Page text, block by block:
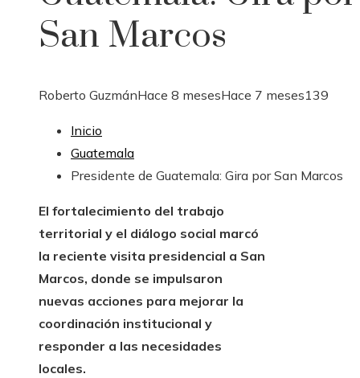
San Marcos
Roberto GuzmánHace 8 mesesHace 7 meses139
Inicio
Guatemala
Presidente de Guatemala: Gira por San Marcos
El fortalecimiento del trabajo
territorial y el diálogo social marcó
la reciente visita presidencial a San
Marcos, donde se impulsaron
nuevas acciones para mejorar la
coordinación institucional y
responder a las necesidades
locales.